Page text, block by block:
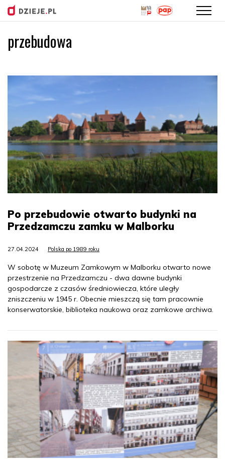
przebudowa
Po przebudowie otwarto budynki na
Przedzamczu zamku w Malborku
27.04.2024 Polska po 1989 roku
W sobotę w Muzeum Zamkowym w Malborku otwarto nowe
przestrzenie na Przedzamczu - dwa dawne budynki
gospodarcze z czasów średniowiecza, które uległy
zniszczeniu w 1945 r. Obecnie mieszczą się tam pracownie
konserwatorskie, biblioteka naukowa oraz zamkowe archiwa.